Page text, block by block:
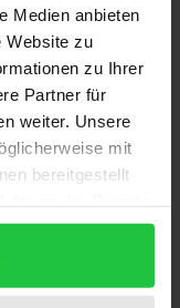
Medien anbieten
Website zu
zu Ihrer
Partner für
weiter. Unsere
mit
bereitgestellt
die sich
oder
der Gründer) als